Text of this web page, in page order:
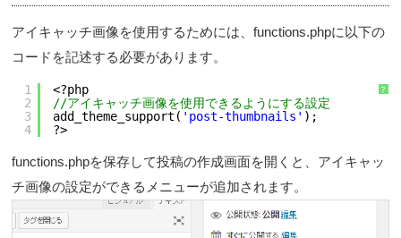
アイキャッチ画像を使用するためには、functions.phpに以下の
コードを記述する必要があります。
?
1
2
3
4
<?php
//アイキャッチ画像を使用できるようにする設定
add_theme_support( 'post-thumbnails' );
?>
functions.phpを保存して投稿の作成画面を開くと、アイキャッ
チ画像の設定ができるメニューが追加されます。